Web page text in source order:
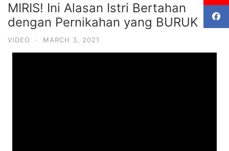
MIRIS! Ini Alasan Istri Bertahan
dengan Pernikahan yang BURUK
VIDEO · MARCH 3, 2021